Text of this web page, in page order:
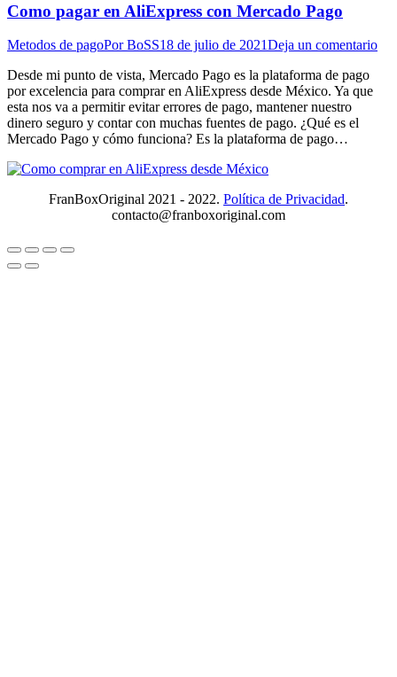
Como pagar en AliExpress con Mercado Pago
Metodos de pagoPorBoSS18 de julio de 2021Deja un comentario
Desde mi punto de vista, Mercado Pago es la plataforma de pago
por excelencia para comprar en AliExpress desde México. Ya que
esta nos va a permitir evitar errores de pago, mantener nuestro
dinero seguro y contar con muchas fuentes de pago. ¿Qué es el
Mercado Pago y cómo funciona? Es la plataforma de pago…
FranBoxOriginal 2021 - 2022. Política de Privacidad.
contacto@franboxoriginal.com
Ir
a